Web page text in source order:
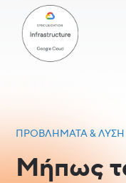
ΠΡΟΒΛΉΜΑΤΑ & ΛΎΣΗ
Μήπως